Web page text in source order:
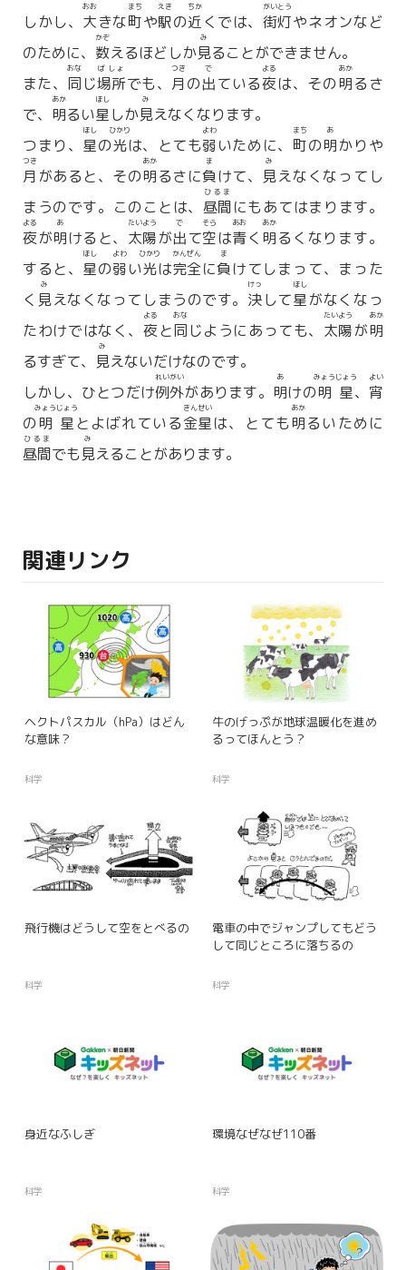
しかし、 大
おお
きな町
まち
や駅
えき
の近
ちか
くでは、 街灯
がいとう
やネオンなど
のために、 数
かぞ
えるほどしか見
み
ることができません。
また、 同
おな
じ場所
ばしょ
でも、 月
つき
の出
で
ている夜
よる
は、その明
あか
るさ
で、 明
あか
るい星
ほし
しか見
み
えなくなります。
つまり、 星
ほし
の光
ひかり
は、とても弱
よわ
いために、 町
まち
の明
あ
かりや
月
つき
があると、その明
あか
るさに負
ま
けて、 見
み
えなくなってし
まうのです。このことは、 昼間
ひるま
にもあてはまります。
夜
よる
が明
あ
けると、 太陽
たいよう
が出
で
て空
そら
は青
あお
く 明
あか
るくなります。
すると、 星
ほし
の弱
よわ
い光
ひかり
は完全
かんぜん
に負
ま
けてしまって、まった
く 見
み
えなくなってしまうのです。 決
けっ
して星
ほし
がなくなっ
たわけではなく、 夜
よる
と同
おな
じようにあっても、 太陽
たいよう
が明
あか
るすぎて、 見
み
えないだけなのです。
しかし、ひとつだけ例外
れいがい
があります。 明
あ
けの明星
みょうじょう
、 宵
よい
の明星
みょうじょう
とよばれている金星
きんせい
は、とても明
あか
るいために
昼間
ひるま
でも見
み
えることがあります。
関連リンク
ヘクトパスカル（hPa）はどん
な意味？
科学
牛のげっぷが地球温暖化を進め
るってほんとう？
科学
飛行機はどうして空をとべるの
科学
電車の中でジャンプしてもどう
して同じところに落ちるの
科学
身近なふしぎ
科学
環境なぜなぜ110番
科学